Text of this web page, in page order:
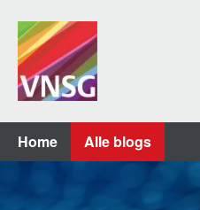
Home Alle blogs